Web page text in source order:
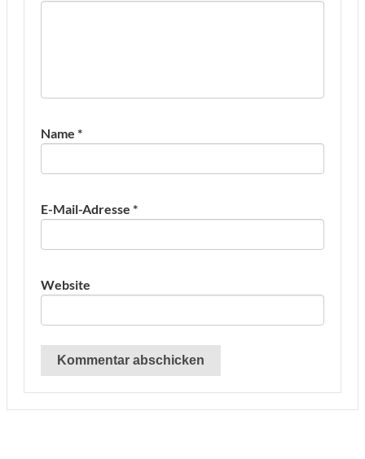
Name *
E-Mail-Adresse *
Website